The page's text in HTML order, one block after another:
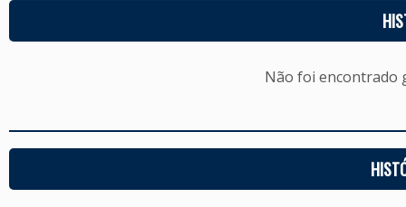
Não foi encontrado